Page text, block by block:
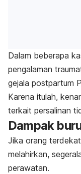
Dalam beberapa
pengalaman
gejala postpartum
Karena itulah,
terkait persalinan
Dampak
Jika orang
melahirkan,
perawatan.